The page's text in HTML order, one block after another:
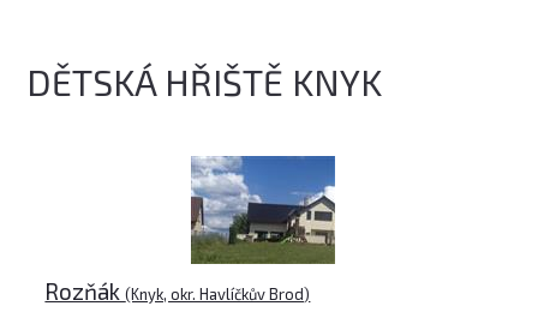
DĚTSKÁ HŘIŠTĚ KNYK
Rozňák(Knyk, okr. Havlíčkův Brod)